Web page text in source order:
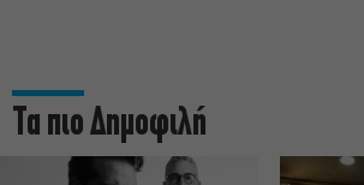
Τα πιο Δημοφιλή